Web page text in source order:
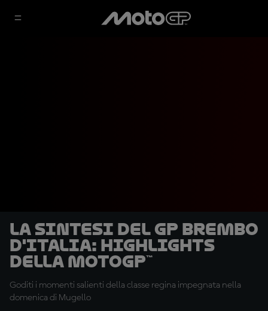
La sintesi del GP Brembo
d'Italia: highlights
della MotoGP™
Goditi i momenti salienti della classe regina impegnata nella
domenica di Mugello